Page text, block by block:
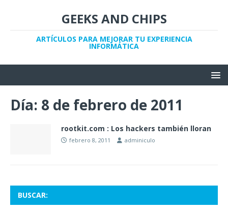
GEEKS AND CHIPS
ARTÍCULOS PARA MEJORAR TU EXPERIENCIA
INFORMÁTICA
Día: 8 de febrero de 2011
rootkit.com : Los hackers también lloran
febrero 8, 2011 adminiculo
BUSCAR: